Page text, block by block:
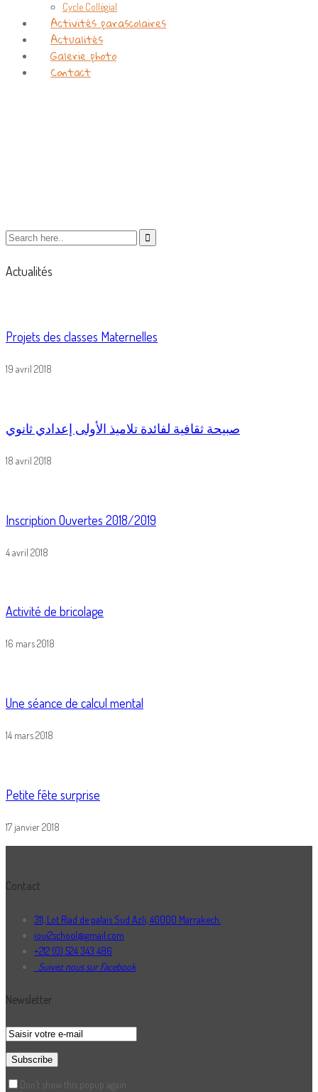
Cycle Collégial
Activités parascolaires
Actualités
Galerie photo
Contact
Actualités
Projets des classes Maternelles
19 avril 2018
صبيحة ثقافية لفائدة تلاميذ الأولى إعدادي ثانوي
18 avril 2018
Inscription Ouvertes 2018/2019
4 avril 2018
Activité de bricolage
16 mars 2018
Une séance de calcul mental
14 mars 2018
Petite fête surprise
17 janvier 2018
Contact
311, Lot Riad de palais Sud Azli, 40000 Marrakech.
ioui2school@gmail.com
+212 (0) 524 343 486
Suivez nous sur Facebook
Newsletter
Don’t show this popup again